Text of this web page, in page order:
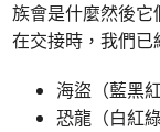
族會是什麼然後
在交接時，我們已
海盜（藍黑紅
恐龍（白紅綠